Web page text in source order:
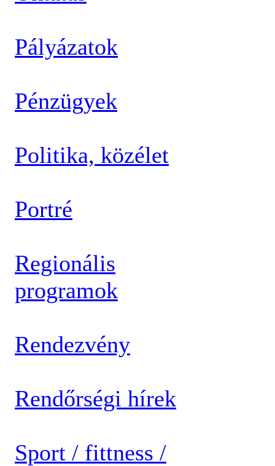
Pályázatok
Pénzügyek
Politika, közélet
Portré
Regionális
programok
Rendezvény
Rendőrségi hírek
Sport / fittness /